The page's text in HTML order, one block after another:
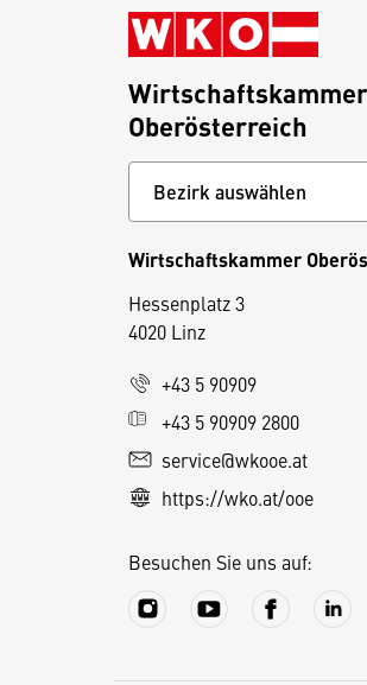
Wirtschaftskammer
Oberösterreich
Wirtschaftskammer
Hessenplatz 3
4020 Linz
+43 5 90909
+43 5 90909 2800
service@wkooe.at
https://wko.at/ooe
Besuchen Sie uns auf: